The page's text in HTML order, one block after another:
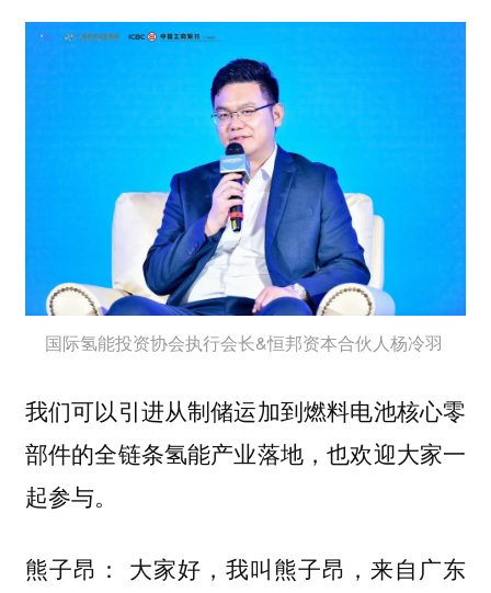
国际氢能投资协会执行会长&恒邦资本合伙人杨冷羽
我们可以引进从制储运加到燃料电池核心零
部件的全链条氢能产业落地，也欢迎大家一
起参与。
熊子昂：
大家好，我叫熊子昂，来自广东